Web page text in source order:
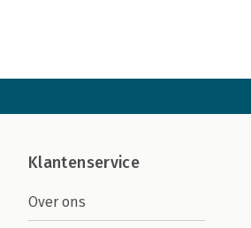
Klantenservice
Over ons